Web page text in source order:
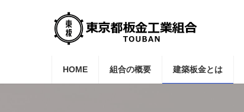
HOME 組合の概要 建築板金とは